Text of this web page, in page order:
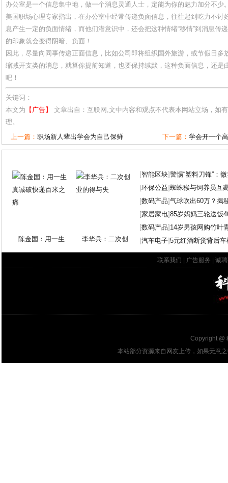
办公室是一个信息集中地，做一个消息灵通人士，定能为你的魅力加分不少
美国职场心理专家指出，在办公室中经常传递负面信息，往往起到吃力不讨
息产生一定的负面情绪，而他们潜意识中，还会把这种情绪“移情”到消息传
的印象就会变得阴暗、负面！
因此，尽量向同事传递正面信息，比如公司即将组织国外旅游，或节假日多
缩减开支类的消息，就算你提前知道，也要保持缄默，这种负面信息，还是
吧！
关键词：
本文为 【广告】
文章出自：互联网,文中内容和观点不代表本网站立场，如
理。
上一篇： 职场新人辈出学会为自己保鲜 下一篇： 学会开一个
陈金国：用一生 李华兵：二次创
[智能区块]警惕“塑料刀锋”：
[环保公益]蜘蛛猴与饲养员互
[数码产品]气球吹出60万？揭
[家居家电]85岁妈妈三轮送饭
[数码产品] 14岁男孩网购竹叶
[汽车电子]5元红酒断货背后
联系我们 广告服务 诚
Copyright @
本站部分资源来自网友上传，如果无意